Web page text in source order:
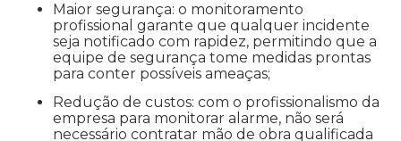
Maior segurança: o monitoramento
profissional garante que qualquer incidente
seja notificado com rapidez, permitindo que a
equipe de segurança tome medidas prontas
para conter possíveis ameaças;
Redução de custos: com o profissionalismo da
empresa para monitorar alarme, não será
necessário contratar mão de obra qualificada